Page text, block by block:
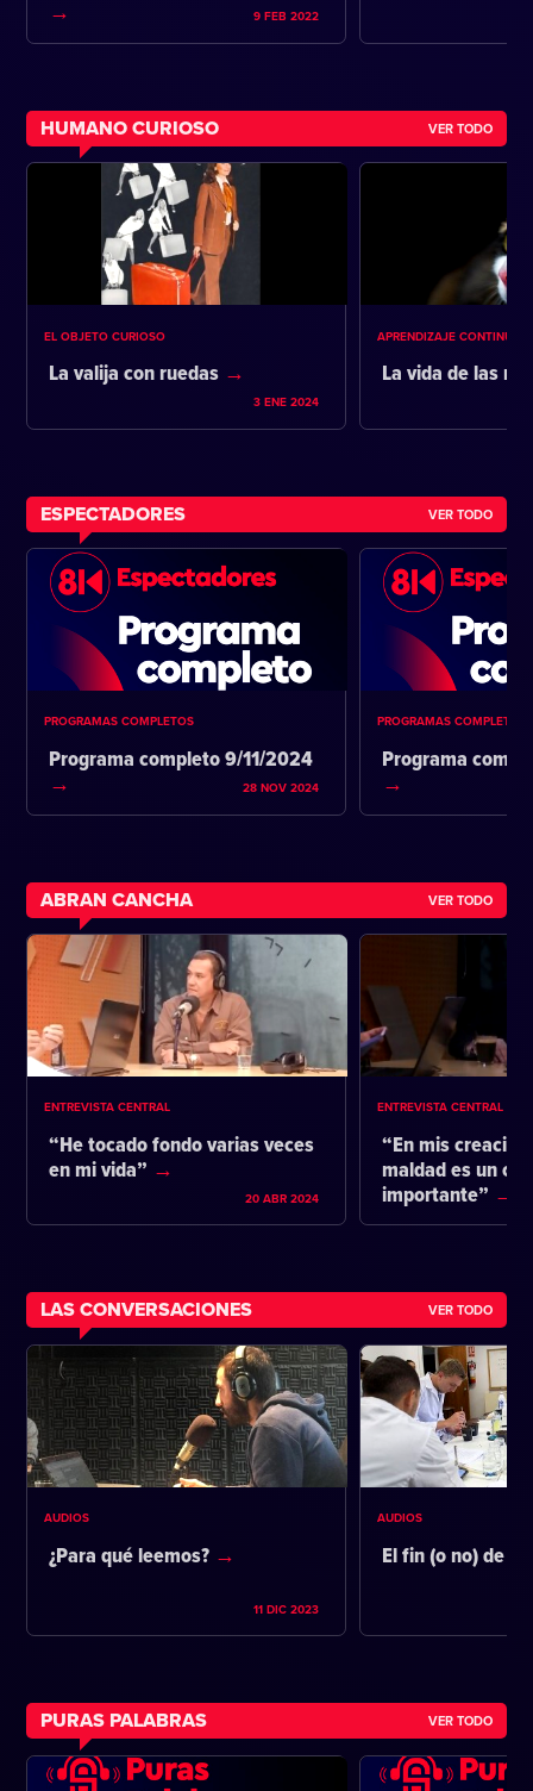
9 FEB 2022
HUMANO CURIOSO VER TODO
EL OBJETO CURIOSO
La valija con ruedas
3 ENE 2024
APRENDIZAJE CONTINUO
La vida de las
ESPECTADORES VER TODO
PROGRAMAS COMPLETOS
Programa completo 9/11/2024
28 NOV 2024
PROGRAMAS COMPLETOS
Programa
ABRAN CANCHA VER TODO
ENTREVISTA CENTRAL
“He tocado fondo varias veces
en mi vida”
20 ABR 2024
ENTREVISTA CENTRAL
“En mis
maldad es un
importante”
LAS CONVERSACIONES VER TODO
AUDIOS
¿Para qué leemos?
11 DIC 2023
AUDIOS
El fin (o no) de
PURAS PALABRAS VER TODO